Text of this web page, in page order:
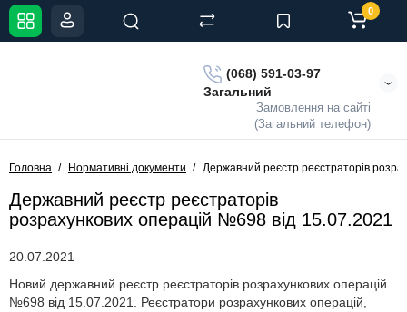
(068) 591-03-97
Загальний
Замовлення на сайті
(Загальний телефон)
0
Головна Нормативні документи Державний реєстр реєстраторів
Державний реєстр реєстраторів
розрахункових операцій №698 від 15.07.2021
20.07.2021
Новий державний реєстр реєстраторів розрахункових операцій
№698 від 15.07.2021. Реєстратори розрахункових операцій,